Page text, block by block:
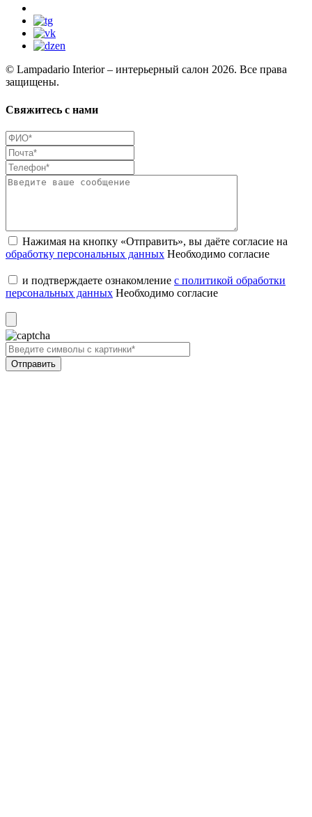
© Lampadario Interior – интерьерный салон 2026. Все права
защищены.
Свяжитесь с нами
Нажимая на кнопку «Отправить», вы даёте согласие на
обработку персональных данных Необходимо согласие
и подтверждаете ознакомление с политикой обработки
персональных данных Необходимо согласие